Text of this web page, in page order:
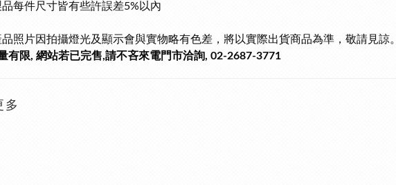
每件尺寸皆有些許誤差5%以內
照片因拍攝燈光及顯示會與實物略有色差，將以實際出貨商品為準，敬請見諒。
有限, 網站若已完售,請不吝來電門市洽詢, 02-2687-3771
多